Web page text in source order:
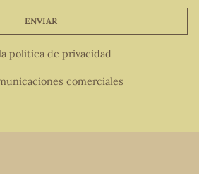
ENVIAR
política de privacidad
comerciales